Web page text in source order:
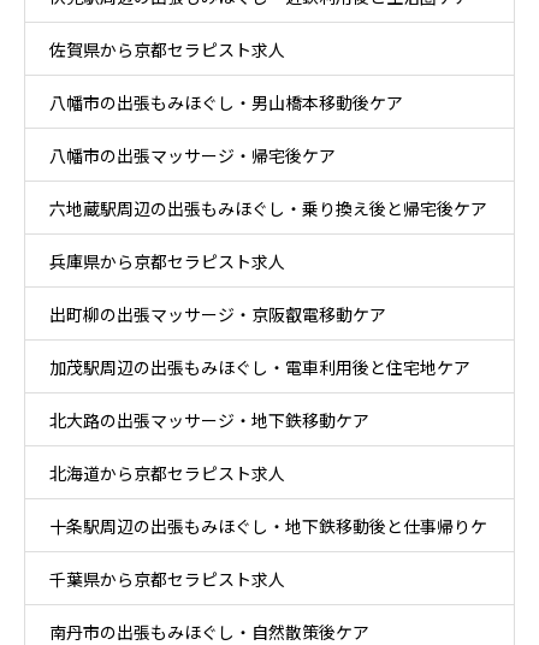
佐賀県から京都セラピスト求人
八幡市の出張もみほぐし・男山橋本移動後ケア
八幡市の出張マッサージ・帰宅後ケア
六地蔵駅周辺の出張もみほぐし・乗り換え後と帰宅後ケア
兵庫県から京都セラピスト求人
出町柳の出張マッサージ・京阪叡電移動ケア
加茂駅周辺の出張もみほぐし・電車利用後と住宅地ケア
北大路の出張マッサージ・地下鉄移動ケア
北海道から京都セラピスト求人
十条駅周辺の出張もみほぐし・地下鉄移動後と仕事帰りケ
ア
千葉県から京都セラピスト求人
南丹市の出張もみほぐし・自然散策後ケア